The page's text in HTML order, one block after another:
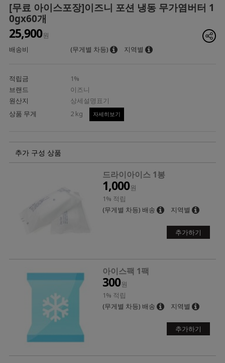
[무료 아이스포장]이즈니 포션 냉동 무가염버터 1
0gx60개
25,900원
배송비
(무게별 차등) 지역별
적립금
1%
브랜드
이즈니
원산지
상세설명표기
상품 무게
2 kg 자세히보기
추가 구성 상품
드라이아이스 1봉
1,000원
1% 적립
(무게별 차등) 배송
지역별
추가하기
아이스팩 1팩
300원
1% 적립
(무게별 차등) 배송
지역별
추가하기